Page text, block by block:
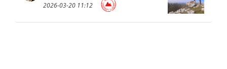
2026-03-20 11:12